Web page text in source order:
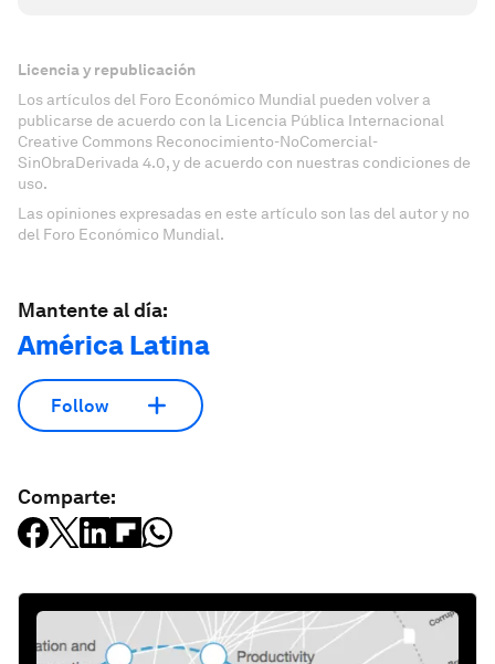
Licencia y republicación
Los artículos del Foro Económico Mundial pueden volver a
publicarse de acuerdo con la Licencia Pública Internacional
Creative Commons Reconocimiento-NoComercial-
SinObraDerivada 4.0, y de acuerdo con nuestras condiciones de
uso.
Las opiniones expresadas en este artículo son las del autor y no
del Foro Económico Mundial.
Mantente al día:
América Latina
Follow
Comparte: